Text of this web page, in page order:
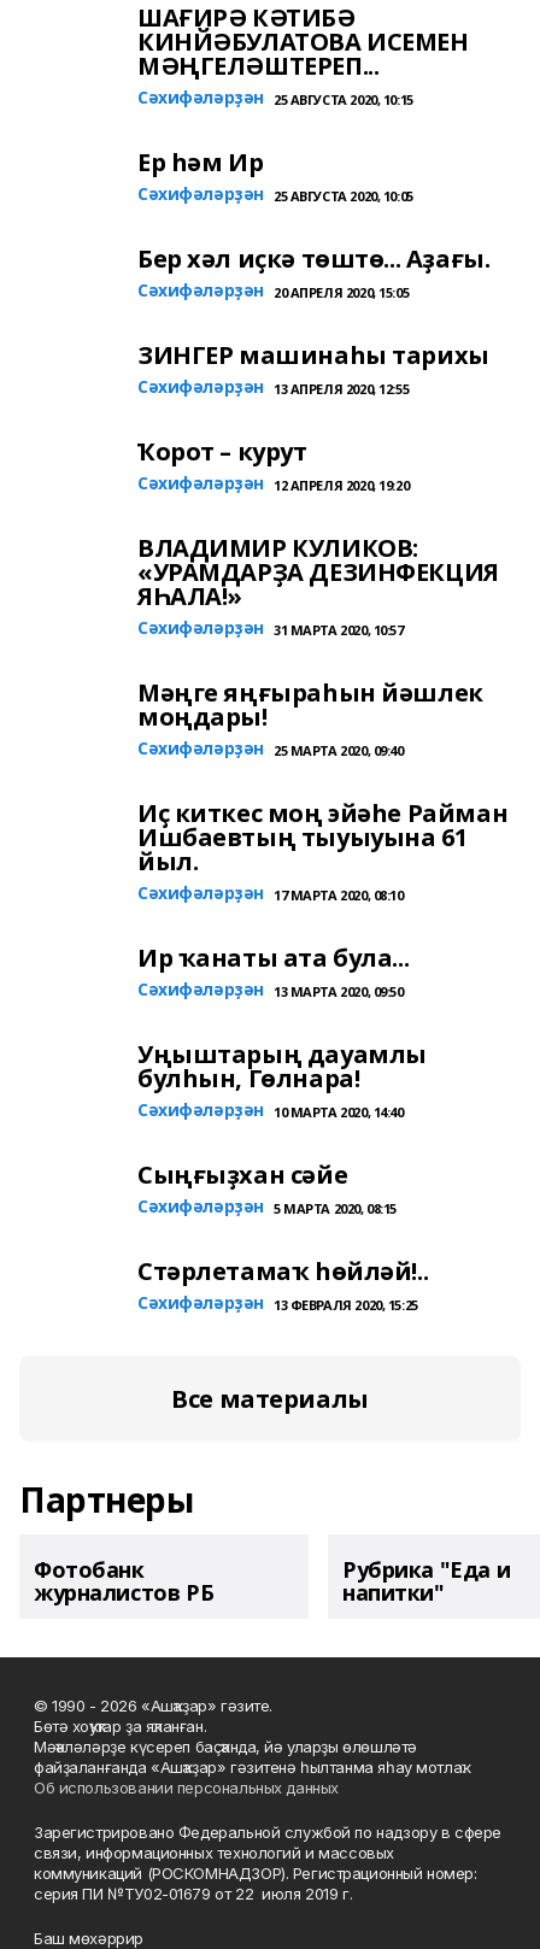
ШАҒИРӘ КӘТИБӘ
КИНЙӘБУЛАТОВА ИСЕМЕН
МӘҢГЕЛӘШТЕРЕП...
Сәхифәләрҙән 25 АВГУСТА 2020, 10:15
Ер һәм Ир
Сәхифәләрҙән 25 АВГУСТА 2020, 10:05
Бер хәл иҫкә төштө... Аҙағы.
Сәхифәләрҙән 20 АПРЕЛЯ 2020, 15:05
ЗИНГЕР машинаһы тарихы
Сәхифәләрҙән 13 АПРЕЛЯ 2020, 12:55
Ҡорот – курут
Сәхифәләрҙән 12 АПРЕЛЯ 2020, 19:20
ВЛАДИМИР КУЛИКОВ:
«УРАМДАРҘА ДЕЗИНФЕКЦИЯ
ЯҺАЛА!»
Сәхифәләрҙән 31 МАРТА 2020, 10:57
Мәңге яңғыраһын йәшлек
моңдары!
Сәхифәләрҙән 25 МАРТА 2020, 09:40
Иҫ киткес моң эйәһе Райман
Ишбаевтың тыуыуына 61
йыл.
Сәхифәләрҙән 17 МАРТА 2020, 08:10
Ир ҡанаты ата була...
Сәхифәләрҙән 13 МАРТА 2020, 09:50
Уңыштарың дауамлы
булһын, Гөлнара!
Сәхифәләрҙән 10 МАРТА 2020, 14:40
Сыңғыҙхан сәйе
Сәхифәләрҙән 5 МАРТА 2020, 08:15
Стәрлетамаҡ һөйләй!..
Сәхифәләрҙән 13 ФЕВРАЛЯ 2020, 15:25
Все материалы
Партнеры
Фотобанк
журналистов РБ
Рубрика "Еда и
напитки"
© 1990 - 2026 «Ашҡаҙар» гәзите.
Бөтә хоҡуҡтар ҙа яҡланған.
Мәҡәләләрҙе күсереп баҫҡанда, йә уларҙы өлөшләтә
файҙаланғанда «Ашҡаҙар» гәзитенә һылтанма яһау мотлаҡ.
Об использовании персональных данных
Зарегистрировано Федеральной службой по надзору в сфере
связи, информационных технологий и массовых
коммуникаций (РОСКОМНАДЗОР). Регистрационный номер:
серия ПИ №ТУ02-01679 от 22 июля 2019 г.
Баш мөхәррир